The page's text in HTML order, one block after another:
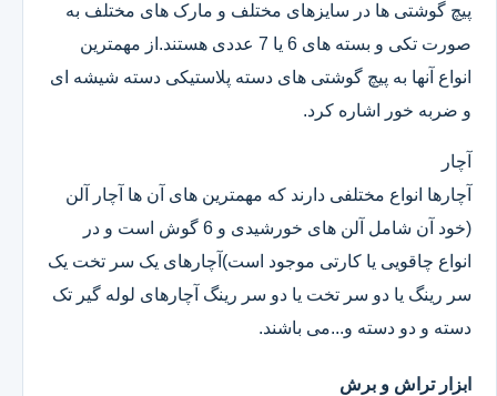
پیچ گوشتی ها در سایزهای مختلف و مارک های مختلف به
صورت تکی و بسته های 6 یا 7 عددی هستند.از مهمترین
انواع آنها به پیچ گوشتی های دسته پلاستیکی دسته شیشه ای
و ضربه خور اشاره کرد.
آچار
آچارها انواع مختلفی دارند که مهمترین های آن ها آچار آلن
(خود آن شامل آلن های خورشیدی و 6 گوش است و در
انواع چاقویی یا کارتی موجود است)آچارهای یک سر تخت یک
سر رینگ یا دو سر تخت یا دو سر رینگ آچارهای لوله گیر تک
دسته و دو دسته و...می باشند.
ابزار تراش و برش